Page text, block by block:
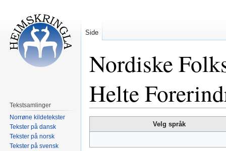
Nordiske
Helte
til
til
Velg språk
Side
Tekstsamlinger
Norrøne kildetekster
Tekster på dansk
Tekster på norsk
Tekster på svensk